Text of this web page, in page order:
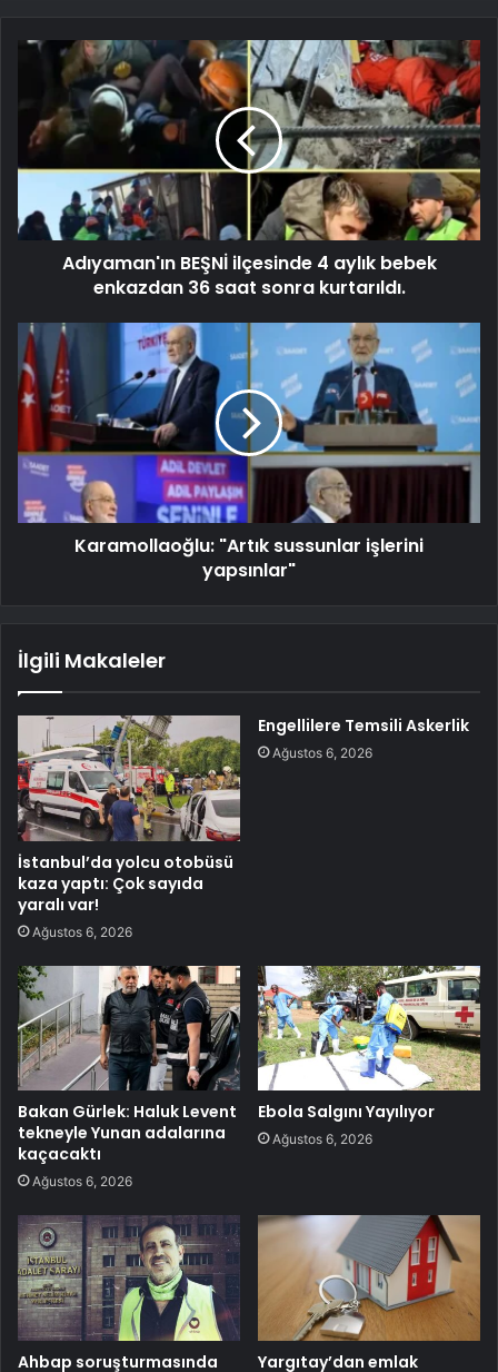
Adıyaman'ın BEŞNİ ilçesinde 4 aylık bebek
enkazdan 36 saat sonra kurtarıldı.
Karamollaoğlu: "Artık sussunlar işlerini
yapsınlar"
İlgili Makaleler
İstanbul’da yolcu otobüsü
kaza yaptı: Çok sayıda
yaralı var!
Ağustos 6, 2026
Engellilere Temsili Askerlik
Ağustos 6, 2026
Bakan Gürlek: Haluk Levent
tekneyle Yunan adalarına
kaçacaktı
Ağustos 6, 2026
Ebola Salgını Yayılıyor
Ağustos 6, 2026
Ahbap soruşturmasında Yargıtay’dan emlak